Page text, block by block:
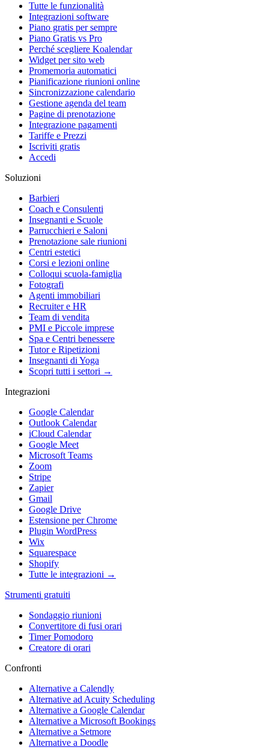
Tutte le funzionalità
Integrazioni software
Piano gratis per sempre
Piano Gratis vs Pro
Perché scegliere Koalendar
Widget per sito web
Promemoria automatici
Pianificazione riunioni online
Sincronizzazione calendario
Gestione agenda del team
Pagine di prenotazione
Integrazione pagamenti
Tariffe e Prezzi
Iscriviti gratis
Accedi
Soluzioni
Barbieri
Coach e Consulenti
Insegnanti e Scuole
Parrucchieri e Saloni
Prenotazione sale riunioni
Centri estetici
Corsi e lezioni online
Colloqui scuola-famiglia
Fotografi
Agenti immobiliari
Recruiter e HR
Team di vendita
PMI e Piccole imprese
Spa e Centri benessere
Tutor e Ripetizioni
Insegnanti di Yoga
Scopri tutti i settori →
Integrazioni
Google Calendar
Outlook Calendar
iCloud Calendar
Google Meet
Microsoft Teams
Zoom
Stripe
Zapier
Gmail
Google Drive
Estensione per Chrome
Plugin WordPress
Wix
Squarespace
Shopify
Tutte le integrazioni →
Strumenti gratuiti
Sondaggio riunioni
Convertitore di fusi orari
Timer Pomodoro
Creatore di orari
Confronti
Alternative a Calendly
Alternative ad Acuity Scheduling
Alternative a Google Calendar
Alternative a Microsoft Bookings
Alternative a Setmore
Alternative a Doodle